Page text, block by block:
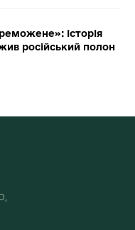
історія
російський полон